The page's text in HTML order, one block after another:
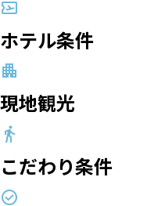
ホテル条件
現地観光
こだわり条件